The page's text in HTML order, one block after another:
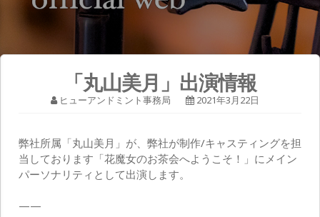
「丸山美月」出演情報
ヒューアンドミント事務局 2021年3月22日
弊社所属「丸山美月」が、弊社が制作/キャスティングを担
当しております「花魔女のお茶会へようこそ！」にメイン
パーソナリティとして出演します。
——